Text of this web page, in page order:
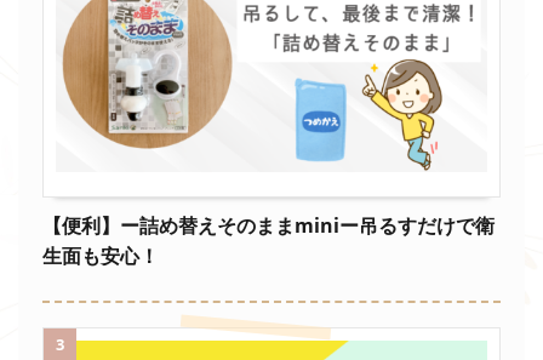
【便利】ー詰め替えそのままminiー吊るすだけで衛
生面も安心！
3